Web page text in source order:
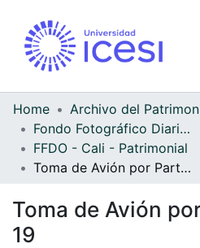
Home
Fondo Fotográfico Diario Occidente
FFDO - Cali - Patrimonial
Toma de Avión por Parte del M-19
Toma de Avión
19